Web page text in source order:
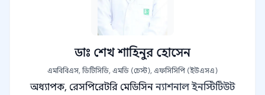
ডাঃ শেখ শাহিনুর হোসেন
এমবিবিএস, ডিটিসিডি, এমডি (চেস্ট), এফসিসিপি (ইউএসএ)
অধ্যাপক, রেসপিরেটরি মেডিসিন ন্যাশনাল ইনস্টিটিউট